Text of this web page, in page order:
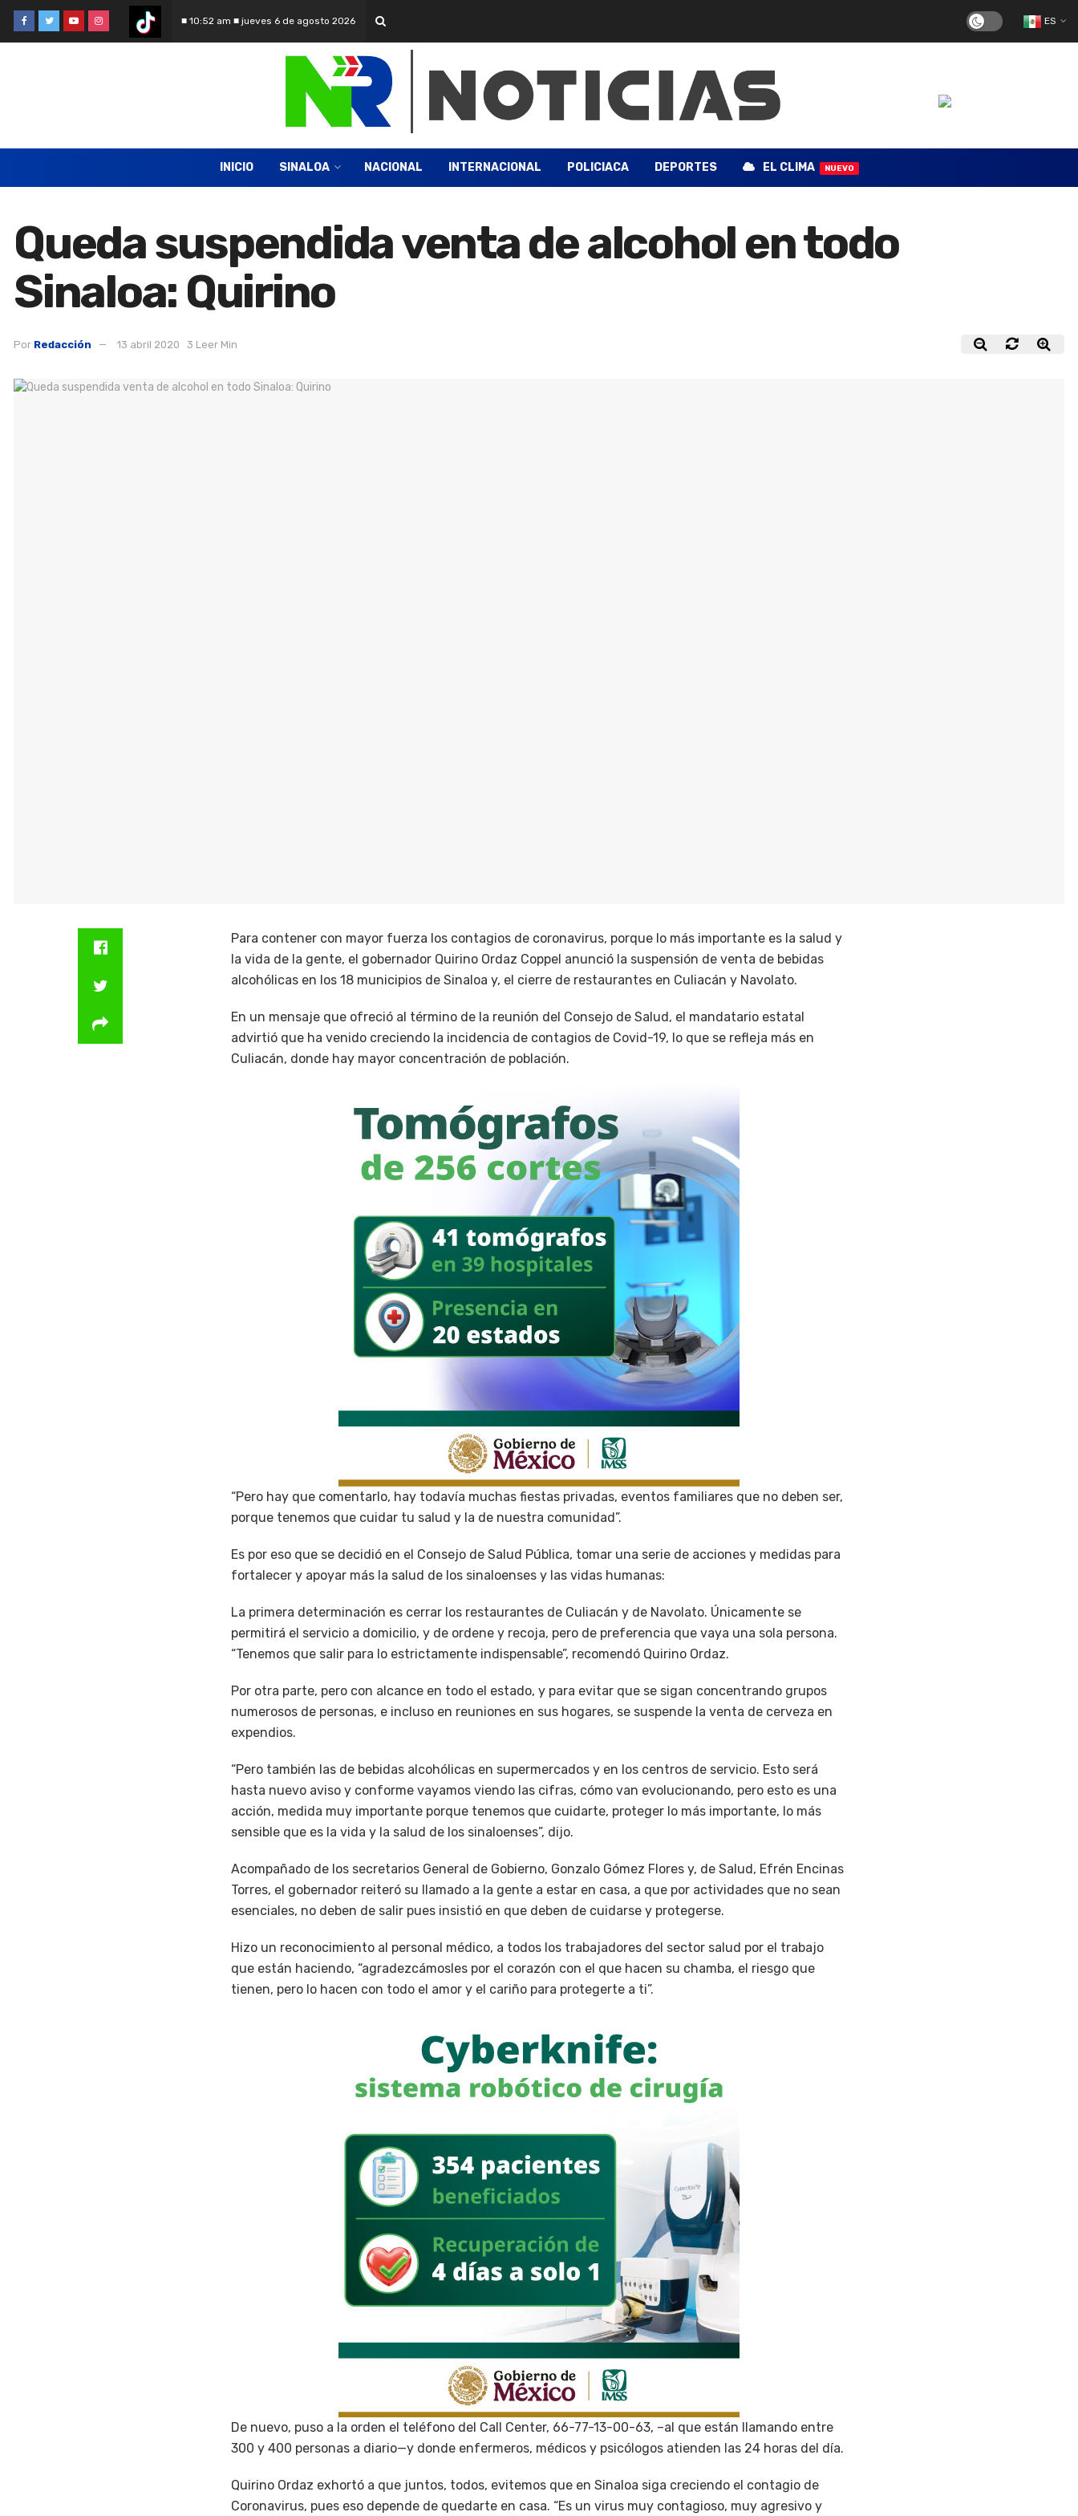
■ 10:52 am ■ jueves 6 de agosto 2026 ES
INICIO SINALOA NACIONAL INTERNACIONAL POLICIACA DEPORTES EL CLIMA NUEVO
Queda suspendida venta de alcohol en todo
Sinaloa: Quirino
Por Redacción 13 abril 2020 3 Leer Min
Para contener con mayor fuerza los contagios de coronavirus, porque lo más importante es la salud y
la vida de la gente, el gobernador Quirino Ordaz Coppel anunció la suspensión de venta de bebidas
alcohólicas en los 18 municipios de Sinaloa y, el cierre de restaurantes en Culiacán y Navolato.
En un mensaje que ofreció al término de la reunión del Consejo de Salud, el mandatario estatal
advirtió que ha venido creciendo la incidencia de contagios de Covid-19, lo que se refleja más en
Culiacán, donde hay mayor concentración de población.
“Pero hay que comentarlo, hay todavía muchas fiestas privadas, eventos familiares que no deben ser,
porque tenemos que cuidar tu salud y la de nuestra comunidad”.
Es por eso que se decidió en el Consejo de Salud Pública, tomar una serie de acciones y medidas para
fortalecer y apoyar más la salud de los sinaloenses y las vidas humanas:
La primera determinación es cerrar los restaurantes de Culiacán y de Navolato. Únicamente se
permitirá el servicio a domicilio, y de ordene y recoja, pero de preferencia que vaya una sola persona.
“Tenemos que salir para lo estrictamente indispensable”, recomendó Quirino Ordaz.
Por otra parte, pero con alcance en todo el estado, y para evitar que se sigan concentrando grupos
numerosos de personas, e incluso en reuniones en sus hogares, se suspende la venta de cerveza en
expendios.
“Pero también las de bebidas alcohólicas en supermercados y en los centros de servicio. Esto será
hasta nuevo aviso y conforme vayamos viendo las cifras, cómo van evolucionando, pero esto es una
acción, medida muy importante porque tenemos que cuidarte, proteger lo más importante, lo más
sensible que es la vida y la salud de los sinaloenses”, dijo.
Acompañado de los secretarios General de Gobierno, Gonzalo Gómez Flores y, de Salud, Efrén Encinas
Torres, el gobernador reiteró su llamado a la gente a estar en casa, a que por actividades que no sean
esenciales, no deben de salir pues insistió en que deben de cuidarse y protegerse.
Hizo un reconocimiento al personal médico, a todos los trabajadores del sector salud por el trabajo
que están haciendo, “agradezcámosles por el corazón con el que hacen su chamba, el riesgo que
tienen, pero lo hacen con todo el amor y el cariño para protegerte a ti”.
De nuevo, puso a la orden el teléfono del Call Center, 66-77-13-00-63, –al que están llamando entre
300 y 400 personas a diario—y donde enfermeros, médicos y psicólogos atienden las 24 horas del día.
Quirino Ordaz exhortó a que juntos, todos, evitemos que en Sinaloa siga creciendo el contagio de
Coronavirus, pues eso depende de quedarte en casa. “Es un virus muy contagioso, muy agresivo y